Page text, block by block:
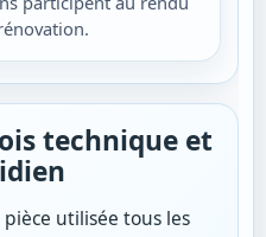
technique et
utilisée tous les